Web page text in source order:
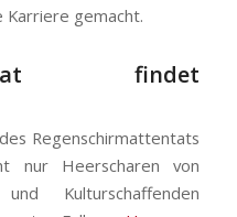
Karriere gemacht.
findet
Regenschirmattentats
nur Heerscharen von
und Kulturschaffenden